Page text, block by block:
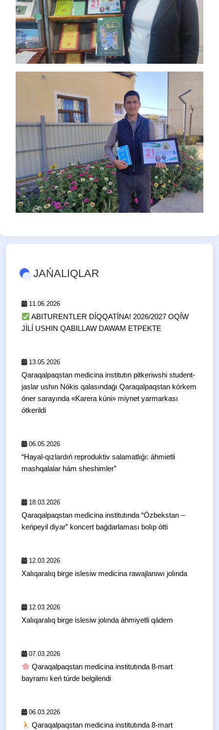
JAŃALIQLAR
11.06.2026
ABITURENTLER DÍQQATÍNA! 2026/2027 OQÍW
JÍLÍ USHIN QABILLAW DAWAM ETPEKTE
13.05.2026
Qaraqalpaqstan medicina institutın pitkeriwshi student-
jaslar ushın Nókis qalasındaǵı Qaraqalpaqstan kórkem
óner sarayında «Karera kúni» miynet yarmarkası
ótkerildi
06.05.2026
“Hayal-qızlardıń reproduktiv salamatlıǵı: áhmietli
mashqalalar hám sheshimler”
18.03.2026
Qaraqalpaqstan medicina institutında “Ózbekstan –
keńpeyil diyar” koncert baǵdarlaması bolıp ótti
12.03.2026
Xalıqaralıq birge islesiw medicina rawajlanıwı jolında
12.03.2026
Xalıqaralıq birge islesiw jolında áhmiyetli qádem
07.03.2026
Qaraqalpaqstan medicina institutında 8-mart
bayramı keń túrde belgilendi
06.03.2026
Qaraqalpaqstan medicina institutında 8-mart